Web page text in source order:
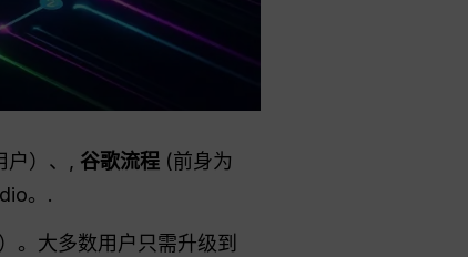
户）、, 谷歌流程 (前身为
。.
。大多数用户只需升级到